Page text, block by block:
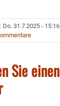
Do. 31.7.2025 - 15:16
Sie einen